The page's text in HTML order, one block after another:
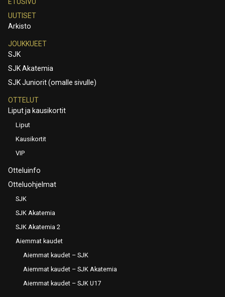
UUTISET
Arkisto
JOUKKUEET
SJK
SJK Akatemia
SJK Juniorit (omalle sivulle)
OTTELUT
Liput ja kausikortit
Liput
Kausikortit
VIP
Otteluinfo
Otteluohjelmat
SJK
SJK Akatemia
SJK Akatemia 2
Aiemmat kaudet
Aiemmat kaudet – SJK
Aiemmat kaudet – SJK Akatemia
Aiemmat kaudet – SJK U17